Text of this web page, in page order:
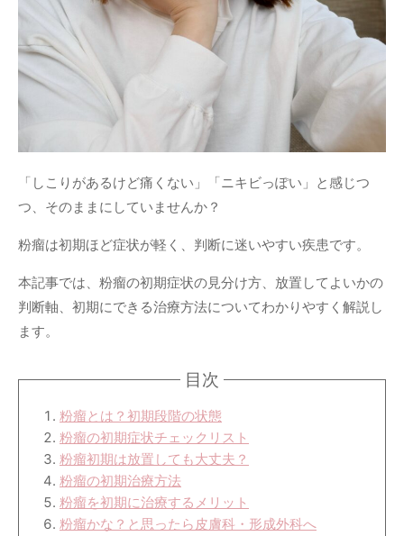
「しこりがあるけど痛くない」「ニキビっぽい」と感じつ
つ、そのままにしていませんか？
粉瘤は初期ほど症状が軽く、判断に迷いやすい疾患です。
本記事では、粉瘤の初期症状の見分け方、放置してよいかの
判断軸、初期にできる治療方法についてわかりやすく解説し
ます。
目次
粉瘤とは？初期段階の状態
粉瘤の初期症状チェックリスト
粉瘤初期は放置しても大丈夫？
粉瘤の初期治療方法
粉瘤を初期に治療するメリット
粉瘤かな？と思ったら皮膚科・形成外科へ